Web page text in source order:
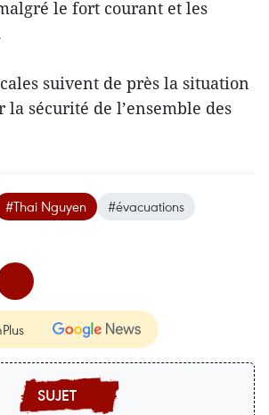
le fort courant et les
suivent de près la situation
sécurité de l’ensemble des
#Thai Nguyen
#évacuations